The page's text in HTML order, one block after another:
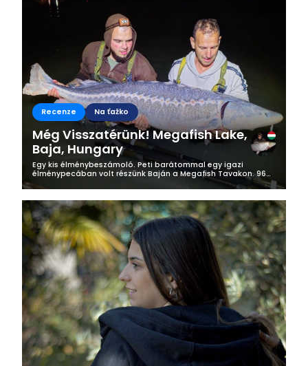
Recenze Na ťažko
Még Visszatérünk! Megafish Lake,
Baja, Hungary
Egy kis élménybeszámoló. Peti barátommal egy igazi
élménypecában volt részünk Baján a Megafish Tavakon. 96
órát tötöttünk a tóparton ebből csak 55 órát pecáztunk
(Éjjelre kiszedtük a botokat)....